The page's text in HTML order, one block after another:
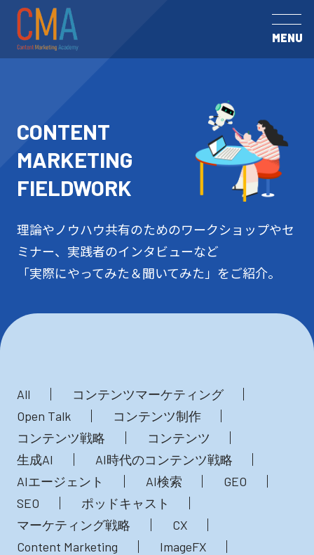
MENU
CONTENT
MARKETING
FIELDWORK
理論やノウハウ共有のためのワークショップやセ
ミナー、実践者のインタビューなど
「実際にやってみた＆聞いてみた」をご紹介。
All
コンテンツマーケティング
Open Talk
コンテンツ制作
コンテンツ戦略
コンテンツ
生成AI
AI時代のコンテンツ戦略
AIエージェント
AI検索
GEO
SEO
ポッドキャスト
マーケティング戦略
CX
Content Marketing
ImageFX